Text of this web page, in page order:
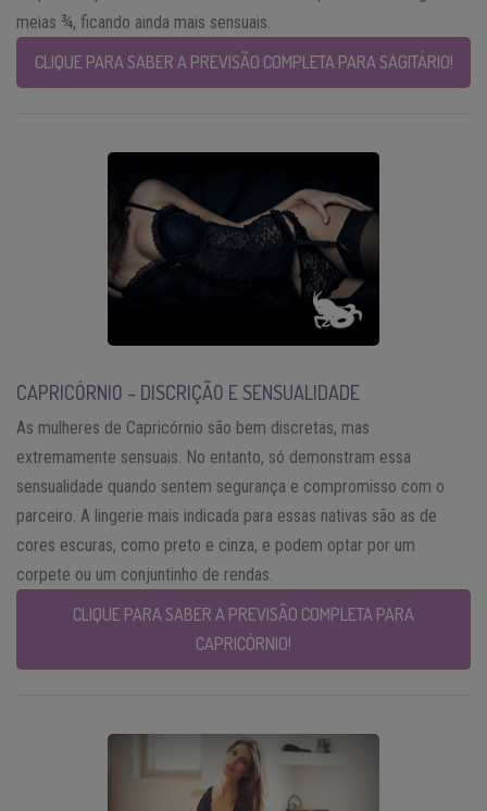
meias ¾, ficando ainda mais sensuais.
CLIQUE PARA SABER A PREVISÃO COMPLETA PARA SAGITÁRIO!
CAPRICÓRNIO – DISCRIÇÃO E SENSUALIDADE
As mulheres de Capricórnio são bem discretas, mas
extremamente sensuais. No entanto, só demonstram essa
sensualidade quando sentem segurança e compromisso com o
parceiro. A lingerie mais indicada para essas nativas são as de
cores escuras, como preto e cinza, e podem optar por um
corpete ou um conjuntinho de rendas.
CLIQUE PARA SABER A PREVISÃO COMPLETA PARA
CAPRICÓRNIO!